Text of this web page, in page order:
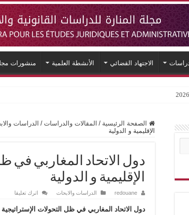
الاجتهاد القضائي الأنشطة العلمية منشورات
الصفحة الرئيسية / المقالات والدراسات / الدراسات
الإقليمية و الدولية
دول الاتحاد المغاربي في
الإقليمية و الدولية
redouane الدراسات والابحاث اترك تعليقا
دول الاتحاد المغاربي في ظل التحولات الإستراتيجية